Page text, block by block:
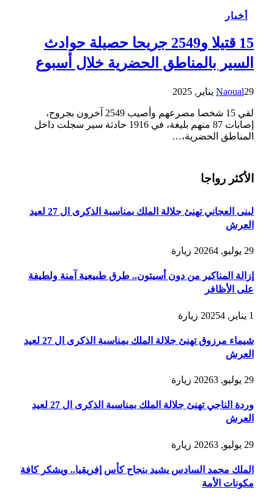
أخبار
15 قتيلا و2549 جريحا حصيلة حوادث
السير بالمناطق الحضرية ‏خلال أسبوع
Naoual29 يناير, 2025
لقي 15 شخصا مصرعهم وأصيب 2549 آخرون بجروح،
إصابات 87 منهم بليغة، في 1916 حادثة سير سجلت داخل
المناطق ‏الحضرية،…
الأكثر رواجا
لبنى العجاني تهنئ جلالة الملك بمناسبة الذكرى ال 27 لعيد
العرش
29 يوليو, 2026 4 زيارة
إزالة المناكير من دون أسيتون.. طرق طبيعية آمنة ولطيفة
على الأظافر
1 يناير, 2025 4 زيارة
شيماء مرزوق تهنئ جلالة الملك بمناسبة الذكرى ال 27 لعيد
العرش
29 يوليو, 2026 3 زيارة
وردة الناجي تهنئ جلالة الملك بمناسبة الذكرى ال 27 لعيد
العرش
29 يوليو, 2026 3 زيارة
الملك محمد السادس يشيد بنجاح كأس إفريقيا.. ويشكر كافة
مكونات الأمة